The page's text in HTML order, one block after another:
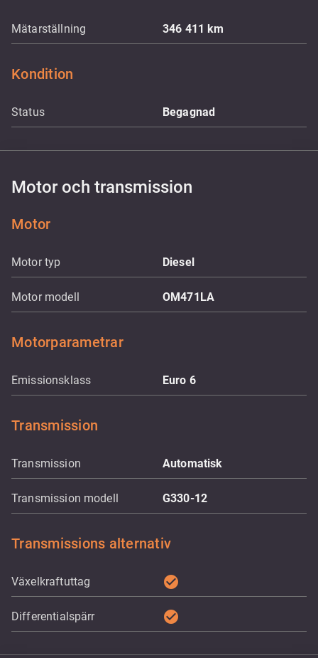
Mätarställning 346 411km
Kondition
Status Begagnad
Motor och transmission
Motor
Motor typ Diesel
Motor modell OM471LA
Motorparametrar
Emissionsklass Euro 6
Transmission
Transmission Automatisk
Transmission modell G330-12
Transmissions alternativ
Växelkraftuttag check_circle
Differentialspärr check_circle